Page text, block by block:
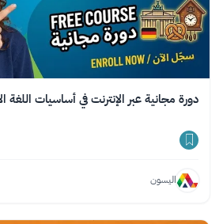
دورة مجانية عبر الإنترنت في أساسيات اللغة
اليسون